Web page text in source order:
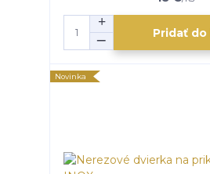
Pridať do
Novinka